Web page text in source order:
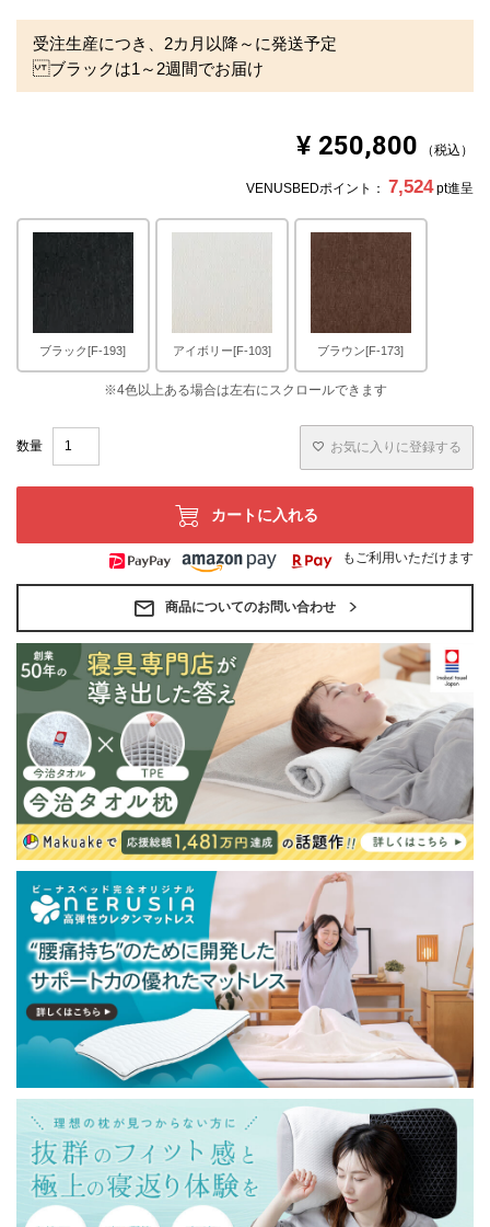
受注生産につき、2カ月以降～に発送予定
ブラックは1～2週間でお届け
¥ 250,800 税込
VENUSBEDポイント： 7,524 pt進呈
ブラック[F-193] アイボリー[F-103] ブラウン[F-173]
お気に入りに登録する
カートに入れる
もご利用いただけます
商品についてのお問い合わせ